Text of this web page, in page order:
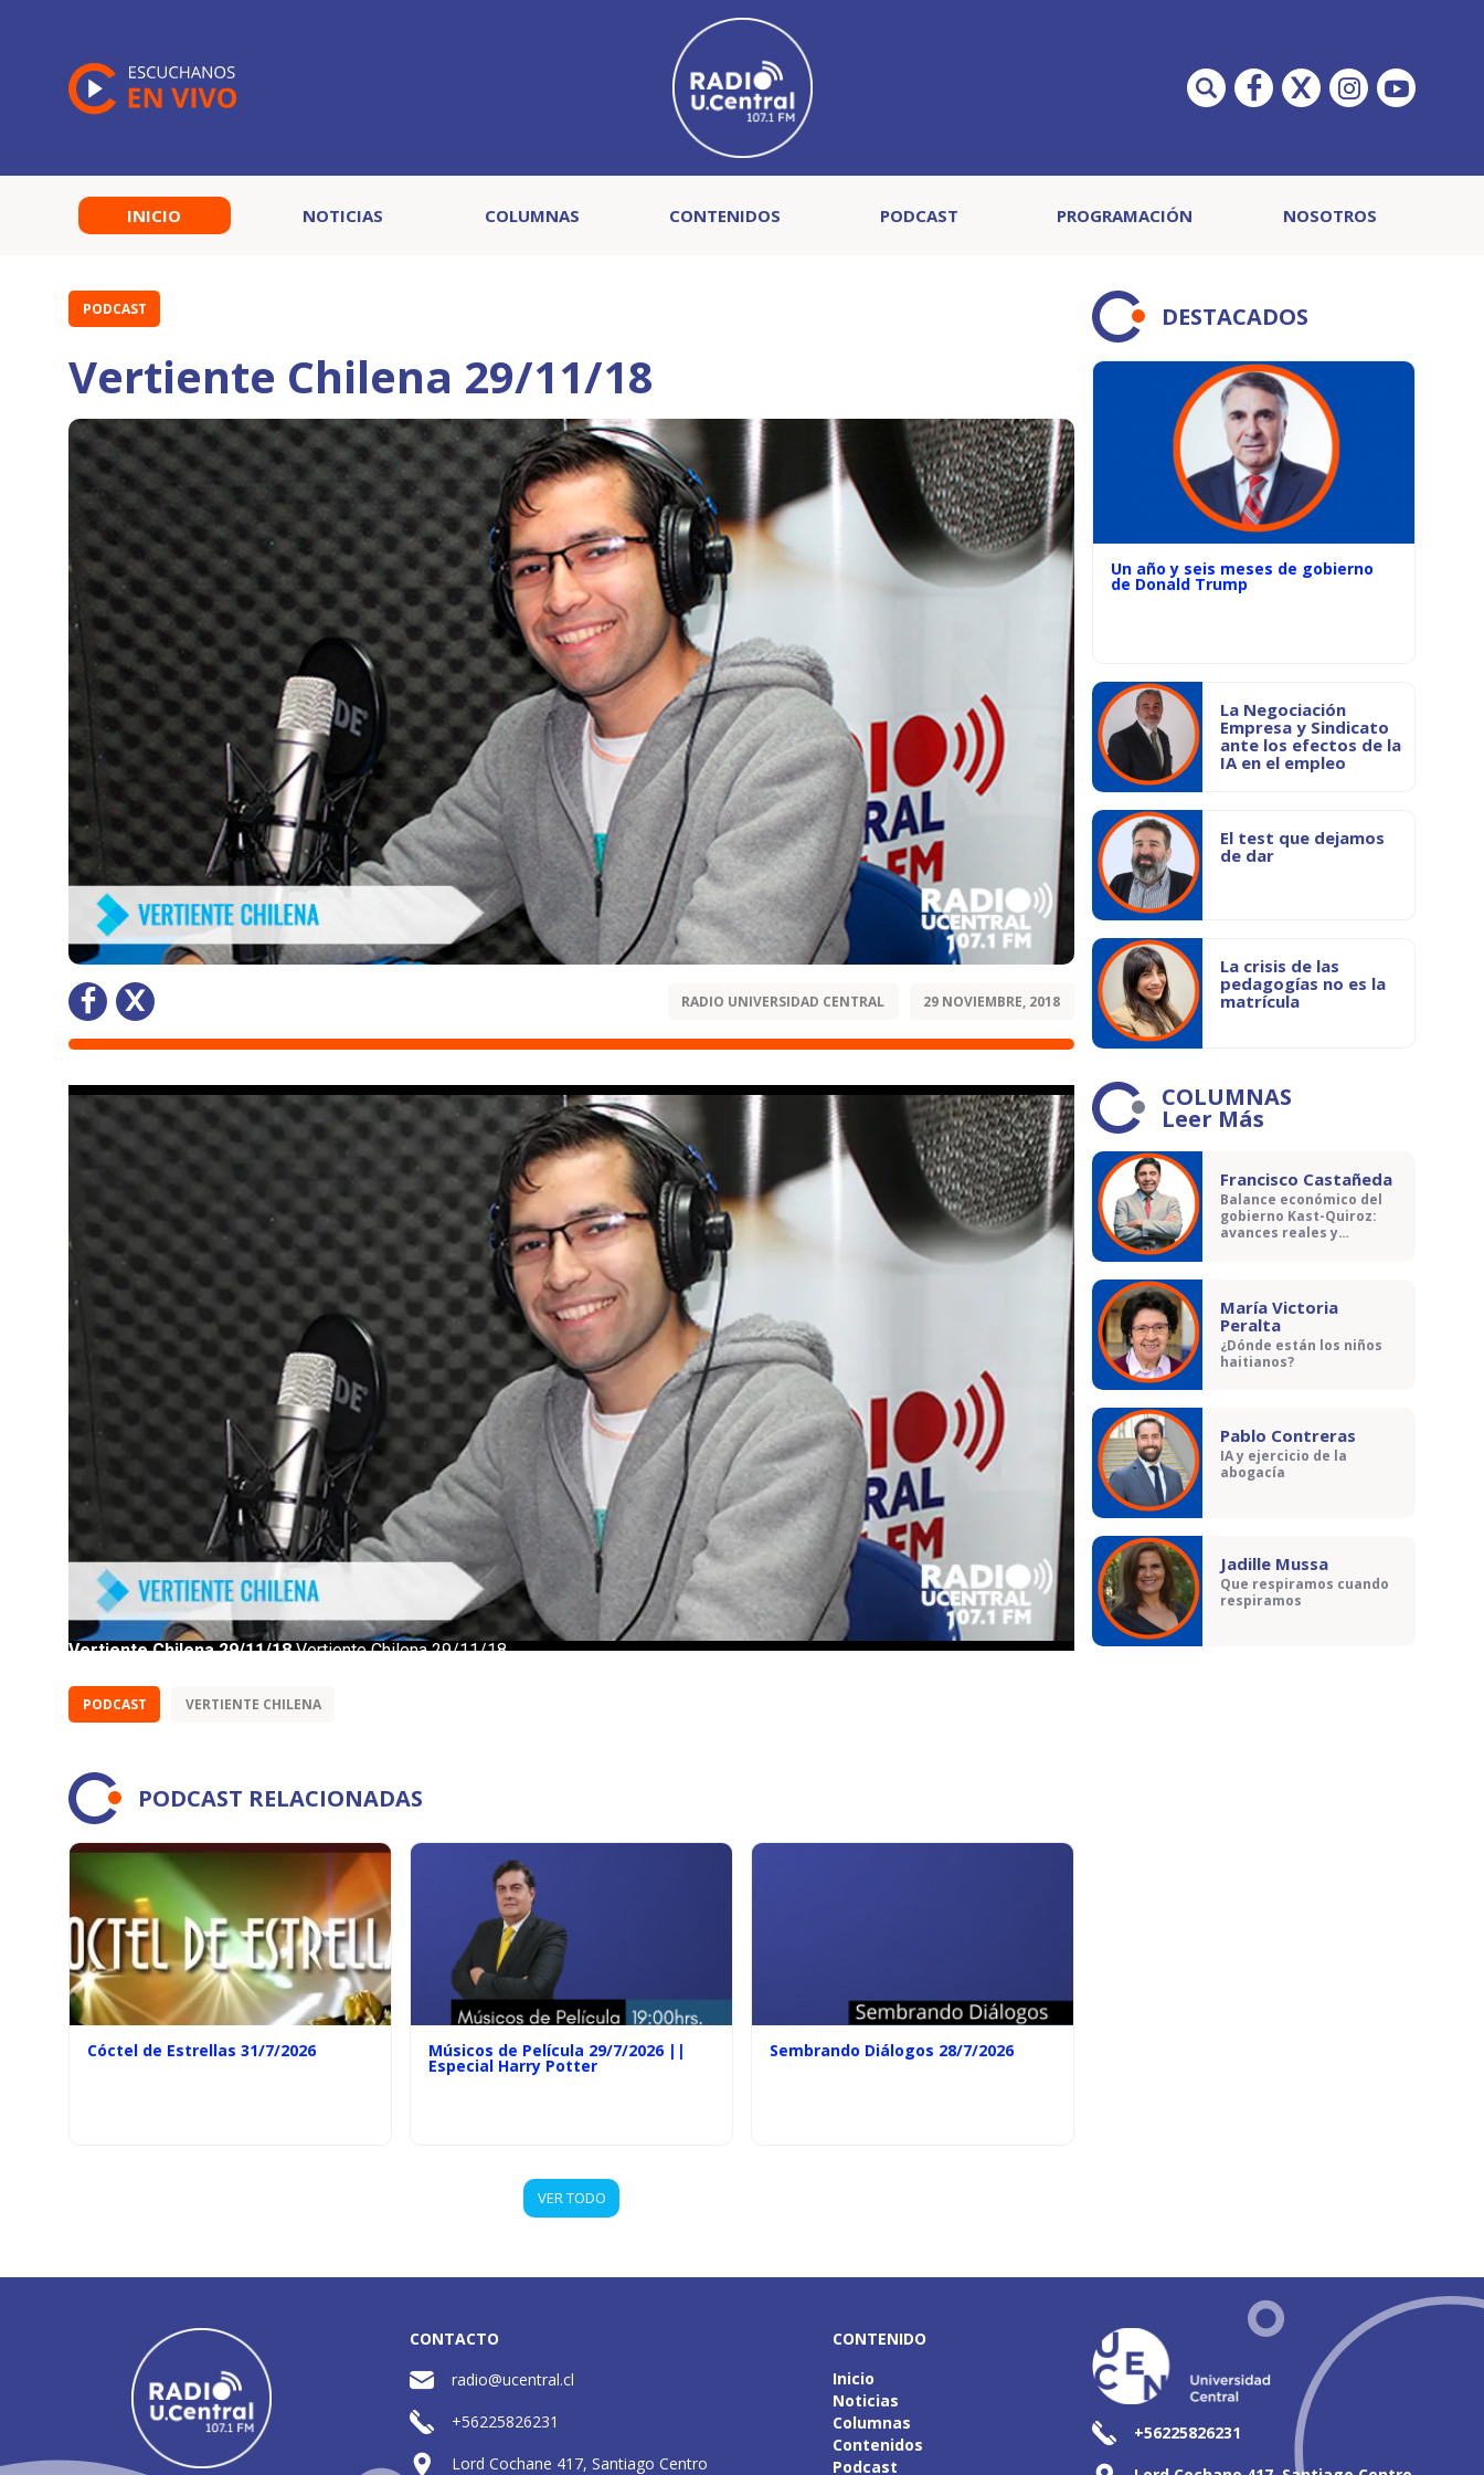
INICIO NOTICIAS COLUMNAS CONTENIDOS PODCAST PROGRAMACIÓN NOSOTROS
PODCAST
Vertiente Chilena 29/11/18
RADIO UNIVERSIDAD CENTRAL 29 NOVIEMBRE, 2018
PODCAST VERTIENTE CHILENA
PODCAST RELACIONADAS
Cóctel de Estrellas 31/7/2026 Músicos de Película 29/7/2026 ||
Especial Harry Potter
Sembrando Diálogos 28/7/2026
VER TODO
DESTACADOS
Un año y seis meses de gobierno
de Donald Trump
La Negociación
Empresa y Sindicato
ante los efectos de la
IA en el empleo
El test que dejamos
de dar
La crisis de las
pedagogías no es la
matrícula
COLUMNAS
Leer Más
Francisco Castañeda
Balance económico del
gobierno Kast-Quiroz:
avances reales y
María Victoria
Peralta
¿Dónde están los niños
haitianos?
Pablo Contreras
IA y ejercicio de la
abogacía
Jadille Mussa
Que respiramos cuando
respiramos
CONTACTO
radio@ucentral.cl
+56225826231
Lord Cochane 417, Santiago Centro
CONTENIDO
Inicio
Noticias
Columnas
Contenidos
Podcast
+56225826231